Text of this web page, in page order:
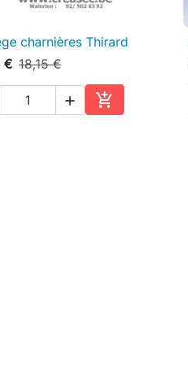
 Aperçu rapide
charnières Thirard
€ 18,15 €
 
Ajouter au